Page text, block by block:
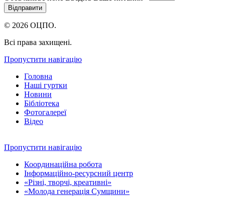
© 2026 ОЦПО.
Всі права захищені.
Пропустити навігацію
Головна
Наші гуртки
Новини
Бібліотека
Фотогалереї
Відео
Пропустити навігацію
Координаційна робота
Інформаційно-ресурсний центр
«Різні, творчі, креативні»
«Молода генерація Сумщини»